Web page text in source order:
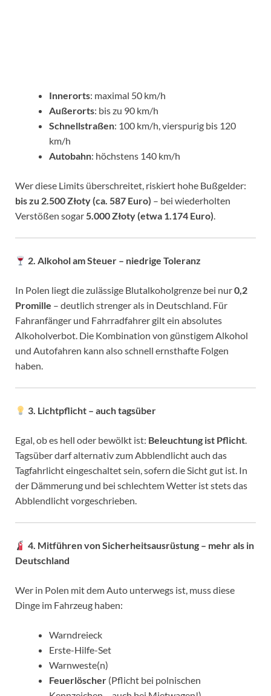
Innerorts: maximal 50 km/h
Außerorts: bis zu 90 km/h
Schnellstraßen: 100 km/h, vierspurig bis 120
km/h
Autobahn: höchstens 140 km/h
Wer diese Limits überschreitet, riskiert hohe Bußgelder:
bis zu 2.500 Złoty (ca. 587 Euro) – bei wiederholten
Verstößen sogar5.000 Złoty (etwa 1.174 Euro).
2. Alkohol am Steuer – niedrige Toleranz
In Polen liegt die zulässige Blutalkoholgrenze bei nur0,2
Promille – deutlich strenger als in Deutschland. Für
Fahranfänger und Fahrradfahrer gilt ein absolutes
Alkoholverbot. Die Kombination von günstigem Alkohol
und Autofahren kann also schnell ernsthafte Folgen
haben.
3. Lichtpflicht – auch tagsüber
Egal, ob es hell oder bewölkt ist: Beleuchtung ist Pflicht.
Tagsüber darf alternativ zum Abblendlicht auch das
Tagfahrlicht eingeschaltet sein, sofern die Sicht gut ist. In
der Dämmerung und bei schlechtem Wetter ist stets das
Abblendlicht vorgeschrieben.
4. Mitführen von Sicherheitsausrüstung – mehr als in
Deutschland
Wer in Polen mit dem Auto unterwegs ist, muss diese
Dinge im Fahrzeug haben:
Warndreieck
Erste-Hilfe-Set
Warnweste(n)
Feuerlöscher (Pflicht bei polnischen